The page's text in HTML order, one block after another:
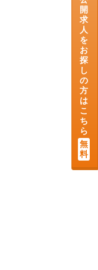
開
求
人
を
お
探
し
の
方
は
こ
ち
ら
無
料